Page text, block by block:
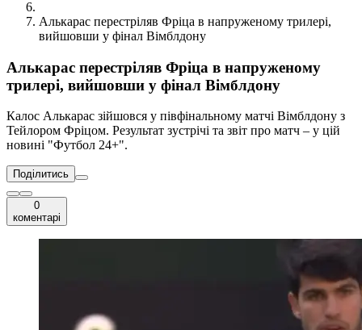
Алькарас перестріляв Фріца в напруженому трилері,
вийшовши у фінал Вімблдону
Алькарас перестріляв Фріца в напруженому
трилері, вийшовши у фінал Вімблдону
Калос Алькарас зійшовся у півфінальному матчі Вімблдону з
Тейлором Фріцом. Результат зустрічі та звіт про матч – у цій
новині "Футбол 24+".
Поділитись
0
коментарі